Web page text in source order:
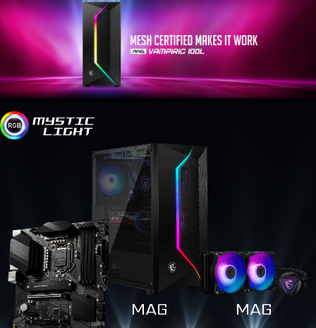
MAG
MAG